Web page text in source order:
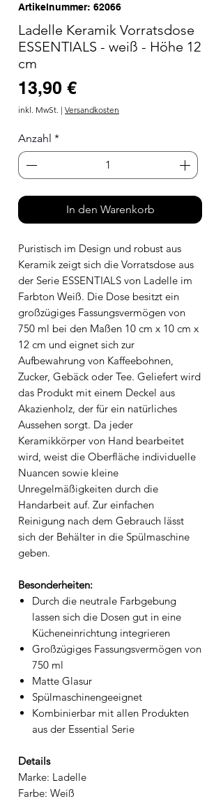
Artikelnummer: 62066
Ladelle Keramik Vorratsdose
ESSENTIALS - weiß - Höhe 12
cm
13,90 €Preis
inkl. MwSt. | Versandkosten
Anzahl *
In den Warenkorb
Puristisch im Design und robust aus
Keramik zeigt sich die Vorratsdose aus
der Serie ESSENTIALS von Ladelle im
Farbton Weiß. Die Dose besitzt ein
großzügiges Fassungsvermögen von
750 ml bei den Maßen 10 cm x 10 cm x
12 cm und eignet sich zur
Aufbewahrung von Kaffeebohnen,
Zucker, Gebäck oder Tee. Geliefert wird
das Produkt mit einem Deckel aus
Akazienholz, der für ein natürliches
Aussehen sorgt. Da jeder
Keramikkörper von Hand bearbeitet
wird, weist die Oberfläche individuelle
Nuancen sowie kleine
Unregelmäßigkeiten durch die
Handarbeit auf. Zur einfachen
Reinigung nach dem Gebrauch lässt
sich der Behälter in die Spülmaschine
geben.
Besonderheiten:
Durch die neutrale Farbgebung
lassen sich die Dosen gut in eine
Kücheneinrichtung integrieren
Großzügiges Fassungsvermögen von
750 ml
Matte Glasur
Spülmaschinengeeignet
Kombinierbar mit allen Produkten
aus der Essential Serie
Details
Marke: Ladelle
Farbe: Weiß